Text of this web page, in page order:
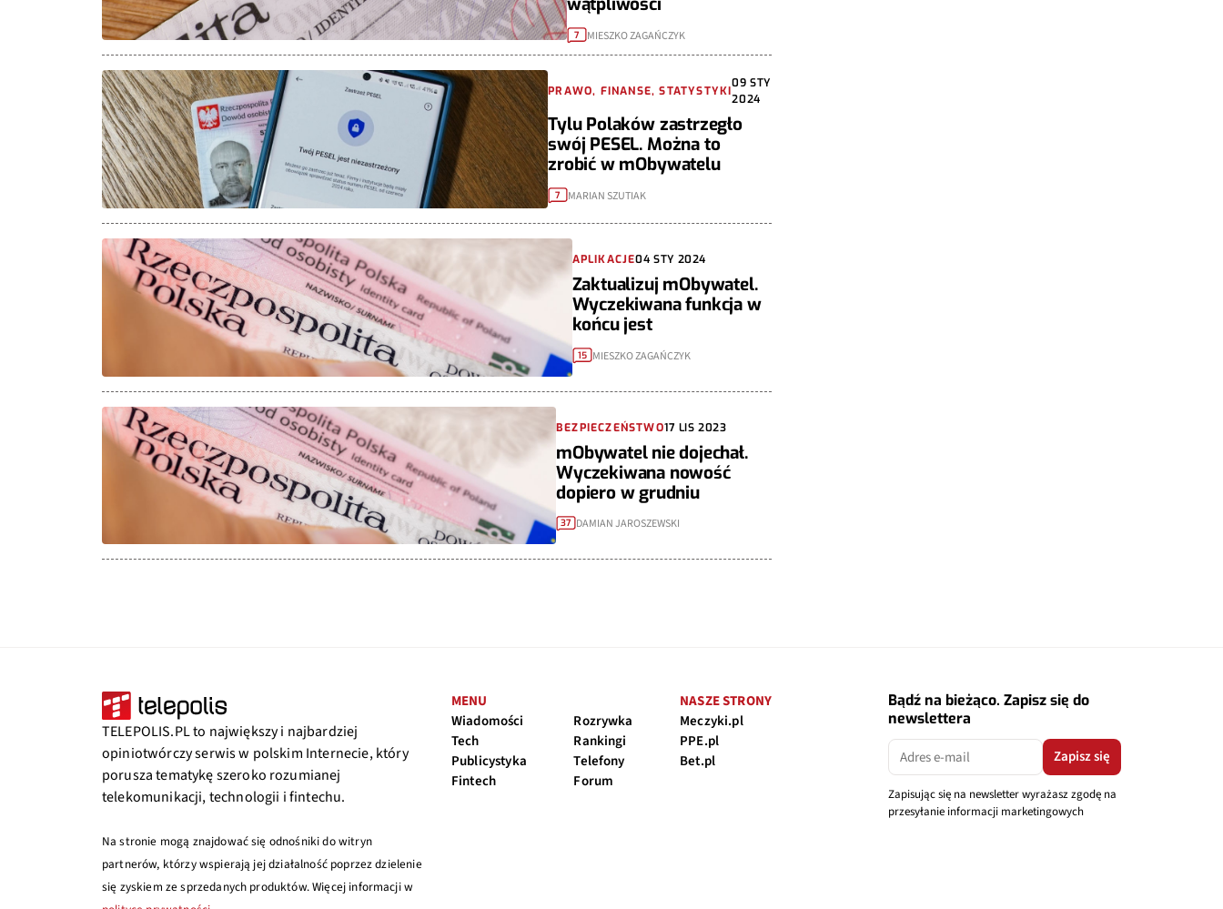
7 MIESZKO ZAGAŃCZYK
PRAWO, FINANSE, STATYSTYKI
09 STY
2024
Tylu Polaków zastrzegło
swój PESEL. Można to
zrobić w mObywatelu
7 MARIAN SZUTIAK
APLIKACJE04 STY 2024
Zaktualizuj mObywatel.
Wyczekiwana funkcja w
końcu jest
15 MIESZKO ZAGAŃCZYK
BEZPIECZEŃSTWO17 LIS 2023
mObywatel nie dojechał.
Wyczekiwana nowość
dopiero w grudniu
37 DAMIAN JAROSZEWSKI
TELEPOLIS.PL to największy i najbardziej
opiniotwórczy serwis w polskim Internecie, który
porusza tematykę szeroko rozumianej
telekomunikacji, technologii i fintechu.
Na stronie mogą znajdować się odnośniki do witryn
partnerów, którzy wspierają jej działalność poprzez dzielenie
się zyskiem ze sprzedanych produktów. Więcej informacji w
MENU
Wiadomości
Tech
Publicystyka
Fintech
Rozrywka
Rankingi
Telefony
Forum
NASZE STRONY
Meczyki.pl
PPE.pl
Bet.pl
Bądź na bieżąco. Zapisz się do
newslettera
Zapisz się
Zapisując się na newsletter wyrażasz zgodę na
przesyłanie informacji marketingowych